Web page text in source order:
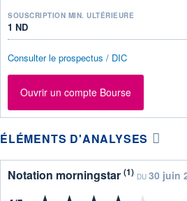
SOUSCRIPTION MIN. ULTÉRIEURE
1 ND
Consulter le prospectus / DIC
Ouvrir un compte Bourse
ÉLÉMENTS D'ANALYSES
Notation morningstar (1) DU 30 juin